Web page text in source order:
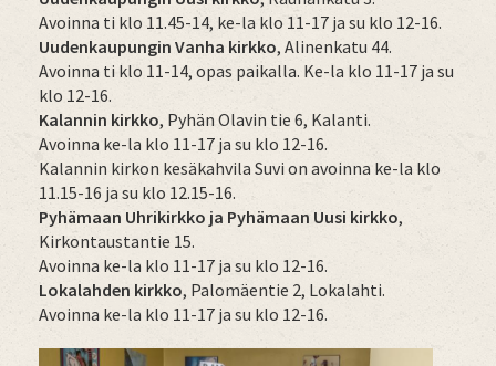
Avoinna ti klo 11.45-14, ke-la klo 11-17 ja su klo 12-16.
Uudenkaupungin Vanha kirkko, Alinenkatu 44.
Avoinna ti klo 11-14, opas paikalla. Ke-la klo 11-17 ja su
klo 12-16.
Kalannin kirkko, Pyhän Olavin tie 6, Kalanti.
Avoinna ke-la klo 11-17 ja su klo 12-16.
Kalannin kirkon kesäkahvila Suvi on avoinna ke-la klo
11.15-16 ja su klo 12.15-16.
Pyhämaan Uhrikirkko ja Pyhämaan Uusi kirkko,
Kirkontaustantie 15.
Avoinna ke-la klo 11-17 ja su klo 12-16.
Lokalahden kirkko, Palomäentie 2, Lokalahti.
Avoinna ke-la klo 11-17 ja su klo 12-16.